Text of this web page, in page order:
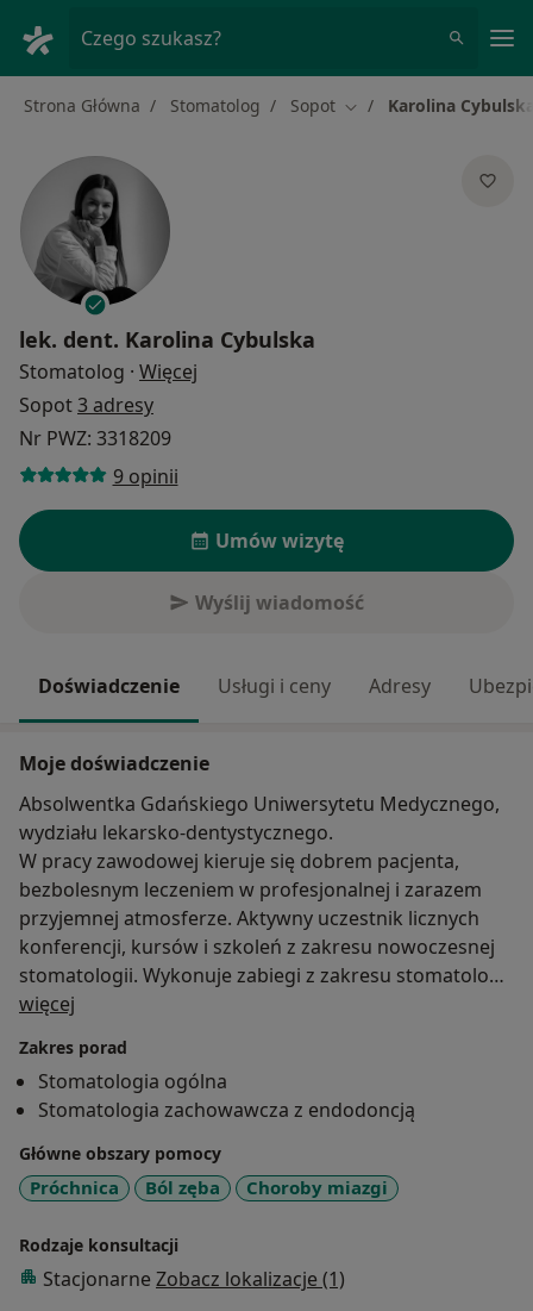
Czego szukasz?
Strona Główna Stomatolog Sopot Zmień miasto
Karolina
lek. dent. Karolina Cybulska
Stomatolog · Więcej
Sopot3 adresy
Nr PWZ: 3318209
9 opinii
Umów wizytę
Wyślij wiadomość
Doświadczenie Usługi i ceny Adresy
Moje doświadczenie
Absolwentka Gdańskiego Uniwersytetu Medycznego,
wydziału lekarsko-dentystycznego.
W pracy zawodowej kieruje się dobrem pacjenta,
bezbolesnym leczeniem w profesjonalnej i zarazem
przyjemnej atmosferze. Aktywny uczestnik licznych
konferencji, kursów i szkoleń z zakresu nowoczesnej
stomatologii. Wykonuje zabiegi z zakresu stomatologii
zachowawczej w pełnym zakresie oraz endodoncji.
więcej
Zakres porad
Stomatologia ogólna
Stomatologia zachowawcza z endodoncją
Główne obszary pomocy
Próchnica Ból zęba Choroby miazgi
Rodzaje konsultacji
Stacjonarne Zobacz lokalizacje (1)